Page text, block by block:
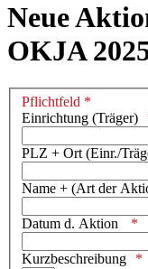
Neue
OKJA
Pflichtfeld *
Einrichtung (Träger)
PLZ + Ort (Einr./
Name + (Art der
Datum d. Aktion
Kurzbeschreibung